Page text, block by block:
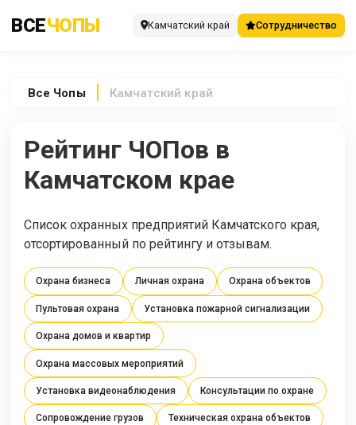
ВСЕЧОПЫ Камчатский край Сотрудничество
Все Чопы Камчатский край
Рейтинг ЧОПов в
Камчатском крае
Список охранных предприятий Камчатского края,
отсортированный по рейтингу и отзывам.
Охрана бизнеса Личная охрана Охрана объектов
Пультовая охрана Установка пожарной сигнализации
Охрана домов и квартир
Охрана массовых мероприятий
Установка видеонаблюдения Консультации по охране
Сопровождение грузов Техническая охрана объектов